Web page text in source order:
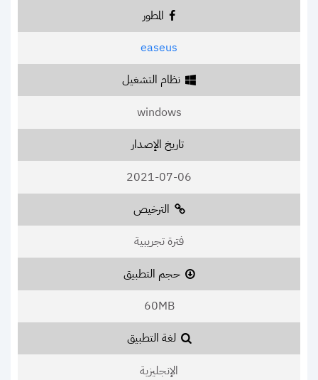
المطور
easeus
نظام التشغيل
windows
تاريخ الإصدار
2021-07-06
الترخيص
فترة تجريبية
حجم التطبيق
60MB
لغة التطبيق
الإنجليزية